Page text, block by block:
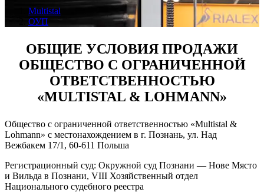
Multistal
ОУП
ОБЩИЕ УСЛОВИЯ ПРОДАЖИ
ОБЩЕСТВО С ОГРАНИЧЕННОЙ
ОТВЕТСТВЕННОСТЬЮ
«MULTISTAL & LOHMANN»
Общество с ограниченной ответственностью «Multistal &
Lohmann» с местонахождением в г. Познань, ул. Над
Вежбакем 17/1, 60-611 Польша
Регистрационный суд: Окружной суд Познани — Нове Място
и Вильда в Познани, VIII Хозяйственный отдел
Национального судебного реестра